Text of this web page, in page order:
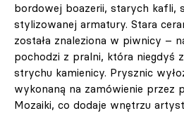
bordowej boazerii, starych kafli,
stylizowanej armatury. Stara
została znaleziona w piwnicy –
pochodzi z pralni, która niegdyś
strychu kamienicy. Prysznic
wykonaną na zamówienie przez
Mozaiki, co dodaje wnętrzu